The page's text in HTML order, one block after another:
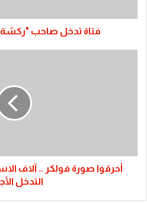
فتاة تدخل صاحب
التدخل
الأجنبيأحرقوا صورة فولكر .. آلاف
التدخل